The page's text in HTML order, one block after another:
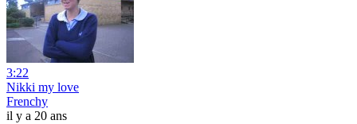
3:22
Nikki my love
Frenchy
il y a 20 ans